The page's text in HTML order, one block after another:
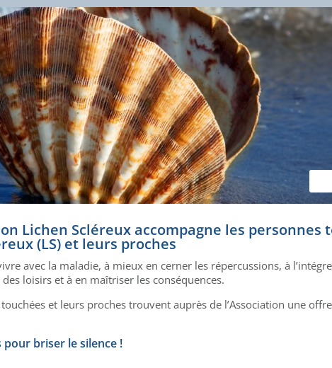
Lichen Scléreux accompagne les personnes
(LS) et leurs proches
avec la maladie, à mieux en cerner les répercussions, à
loisirs et à en maîtriser les conséquences.
et leurs proches trouvent auprès de l’Association une
briser le silence !